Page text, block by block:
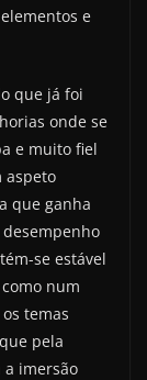
e
que já foi
onde se
e muito fiel
aspeto
que ganha
desempenho
se estável
num
temas
pela
a imersão